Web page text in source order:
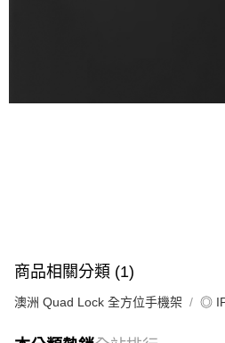
商品相關分類 (1)
澳洲 Quad Lock 全方位手機架 ◎